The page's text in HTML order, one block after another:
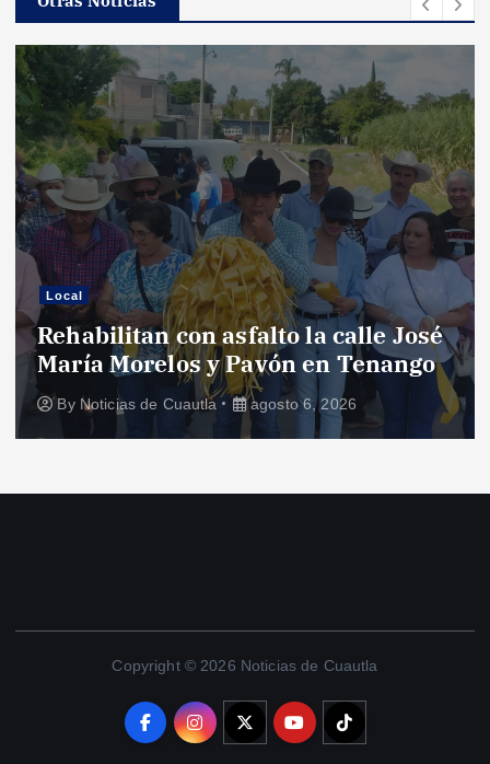
Local
Rehabilitan con asfalto la calle José
María Morelos y Pavón en Tenango
By Noticias de Cuautla agosto 6, 2026
Copyright © 2026 Noticias de Cuautla